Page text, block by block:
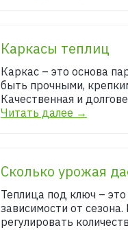
Каркасы теплиц
Каркас – это основа
быть прочными,
Качественная и
Читать далее →
Сколько урожая
Теплица под ключ –
зависимости от
регулировать